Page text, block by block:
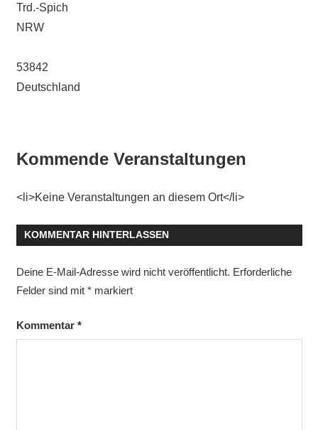
Trd.-Spich
NRW
53842
Deutschland
Kommende Veranstaltungen
<li>Keine Veranstaltungen an diesem Ort</li>
KOMMENTAR HINTERLASSEN
Deine E-Mail-Adresse wird nicht veröffentlicht. Erforderliche
Felder sind mit *markiert
Kommentar *